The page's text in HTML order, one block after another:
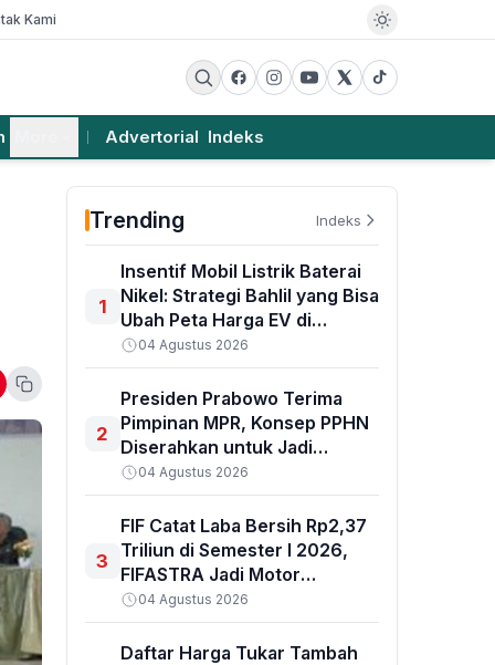
Kami
Advertorial Indeks
Trending Indeks
1
Insentif Mobil Listrik Baterai
Nikel: Strategi Bahlil yang Bisa
Ubah Peta Harga EV di
Indonesia
04 Agustus 2026
2
Presiden Prabowo Terima
Pimpinan MPR, Konsep PPHN
Diserahkan untuk Jadi
Pedoman Pembangunan
Jangka Panjang
04 Agustus 2026
3
FIF Catat Laba Bersih Rp2,37
Triliun di Semester I 2026,
FIFASTRA Jadi Motor
Penggerak
04 Agustus 2026
Daftar Harga Tukar Tambah